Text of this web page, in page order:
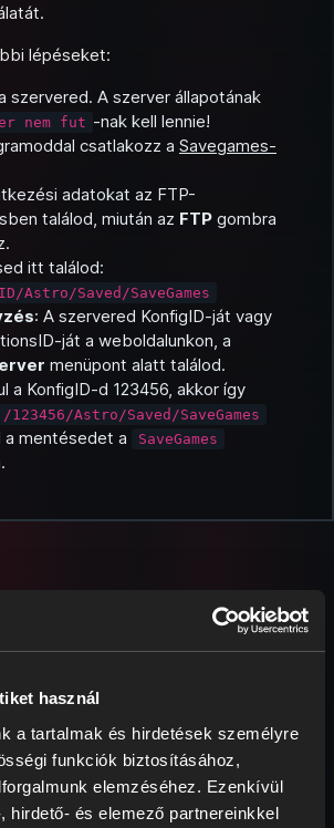
használ
a tartalmak és hirdetések személyre
funkciók biztosításához,
elemzéséhez. Ezenkívül
hirdető- és elemező partnereinkkel
lépéseket:
szervered. A szerver állapotának
nem fut -nak kell lennie!
csatlakozz a Savegames-
adatokat az FTP-
találod, miután az FTP gombra
itt találod:
Astro/Saved/SaveGames
: A szervered KonfigID-ját vagy
ját a weboldalunkon, a
menüpont alatt találod.
a KonfigID-d 123456, akkor így
/123456/Astro/Saved/SaveGames
a mentésedet a SaveGames
ehhez: